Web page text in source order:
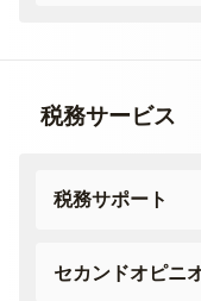
税務サービス
税務サポート
セカンドオピニ